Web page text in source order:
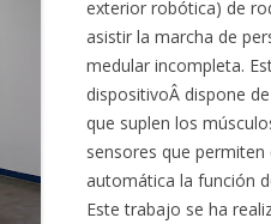
exterior robótica) de
asistir la marcha de
medular incompleta.
dispositivoÂ dispone
que suplen los
sensores que
automática la función
Este trabajo se ha